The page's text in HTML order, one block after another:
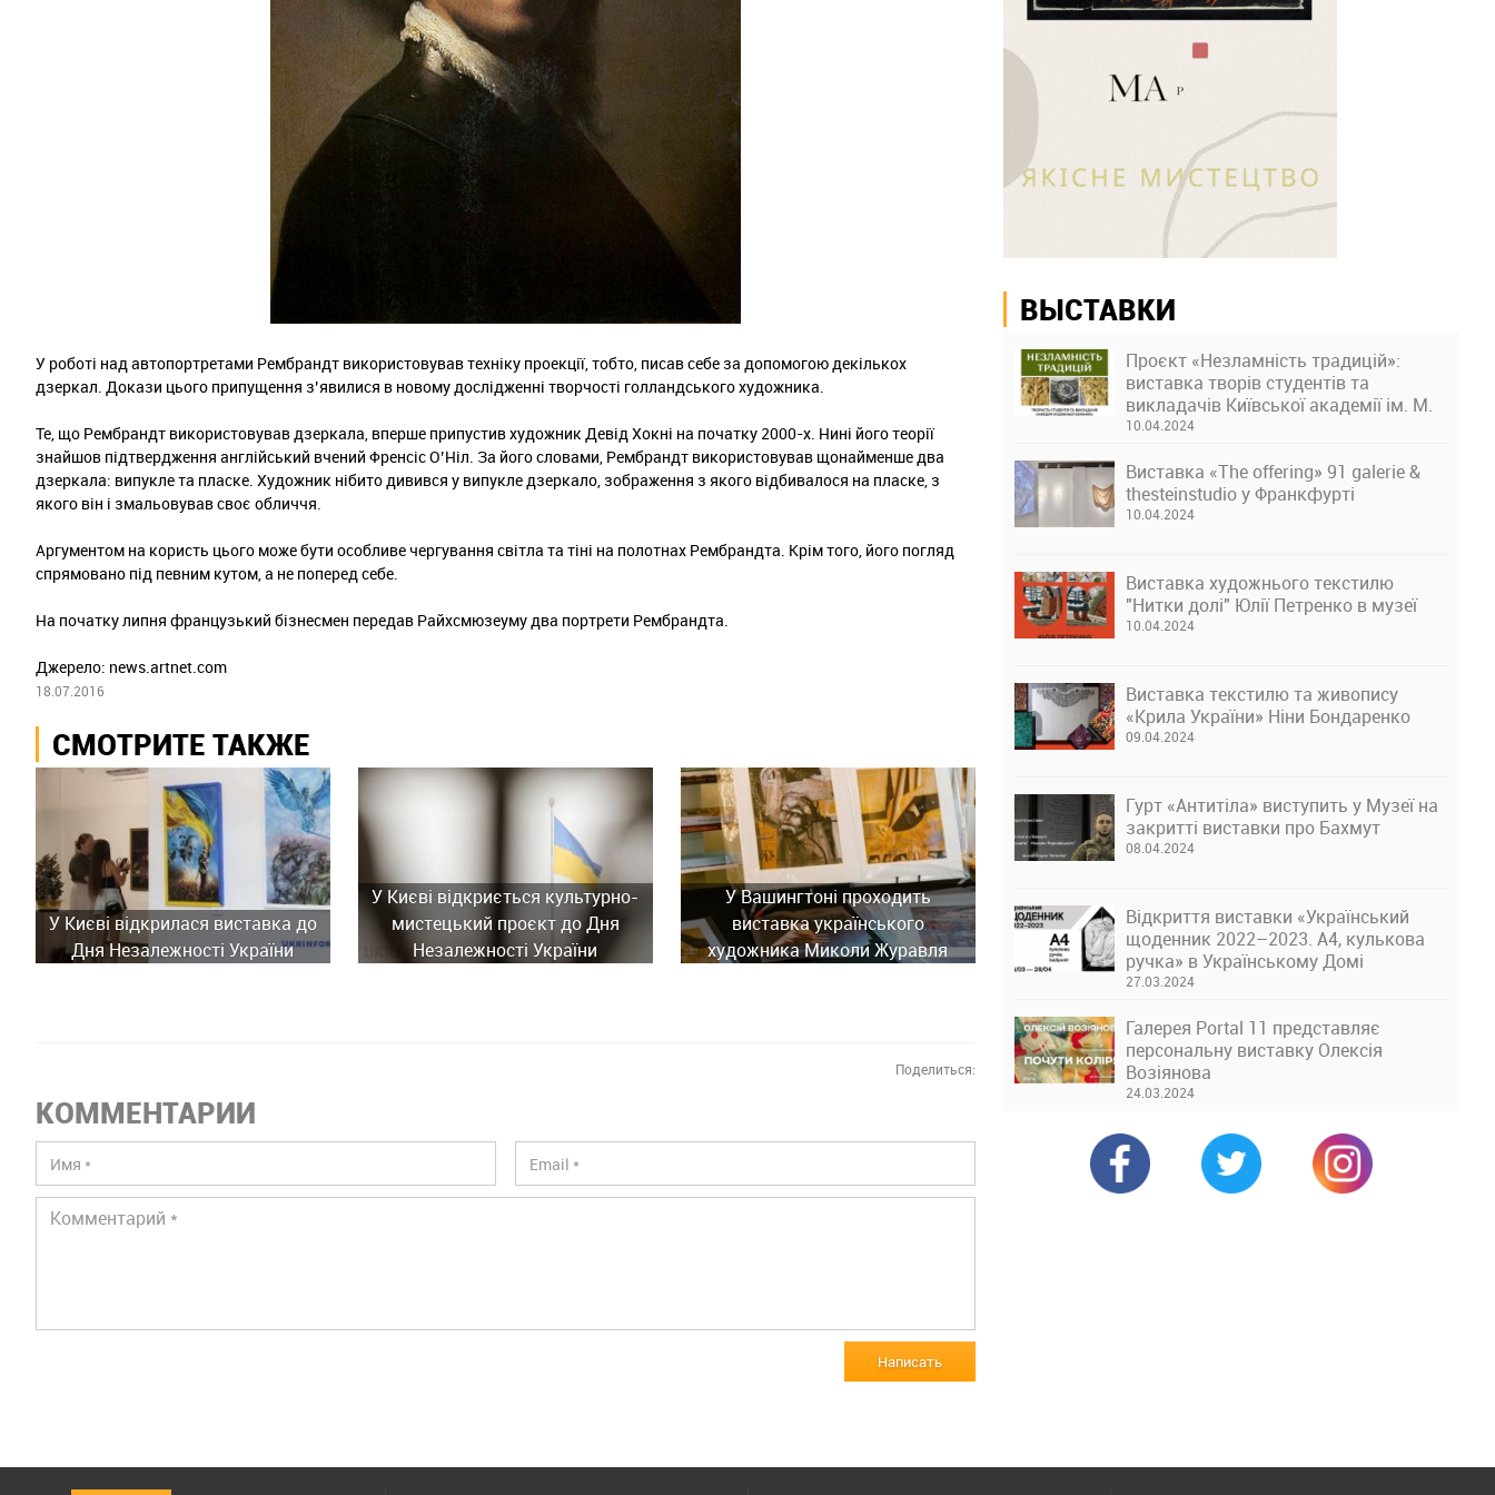
У роботі над автопортретами Рембрандт використовував техніку проекції, тобто, писав себе за допомогою декількох
дзеркал. Докази цього припущення з’явилися в новому дослідженні творчості голландського художника.
Те, що Рембрандт використовував дзеркала, вперше припустив художник Девід Хокні на початку 2000-х. Нині його теорії
знайшов підтвердження англійський вчений Френсіс О’Ніл. За його словами, Рембрандт використовував щонайменше два
дзеркала: випукле та пласке. Художник нібито дивився у випукле дзеркало, зображення з якого відбивалося на пласке, з
якого він і змальовував своє обличчя.
Аргументом на користь цього може бути особливе чергування світла та тіні на полотнах Рембрандта. Крім того, його погляд
спрямовано під певним кутом, а не поперед себе.
На початку липня французький бізнесмен передав Райхсмюзеуму два портрети Рембрандта.
Джерело: news.artnet.com
18.07.2016
СМОТРИТЕ ТАКЖЕ
У Києві відкрилася виставка до
Дня Незалежності України
У Києві відкриється культурно-
мистецький проєкт до Дня
Незалежності України
У Вашингтоні проходить
виставка українського
художника Миколи Журавля
Поделиться:
КОММЕНТАРИИ
Написать
ВЫСТАВКИ
Проєкт «Незламність традицій»:
виставка творів студентів та
викладачів Київської академії ім. М.
Бойчука
10.04.2024
Виставка «The offering» 91 galerie &
thesteinstudio у Франкфурті
10.04.2024
Виставка художнього текстилю
"Нитки долі" Юлії Петренко в музеї
10.04.2024
Виставка текстилю та живопису
«Крила України» Ніни Бондаренко
09.04.2024
Гурт «Антитіла» виступить у Музеї на
закритті виставки про Бахмут
08.04.2024
Відкриття виставки «Український
щоденник 2022–2023. А4, кулькова
ручка» в Українському Домі
27.03.2024
Галерея Portal 11 представляє
персональну виставку Олексія
Возіянова
24.03.2024